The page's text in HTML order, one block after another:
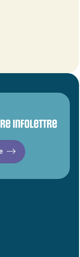
infolettre